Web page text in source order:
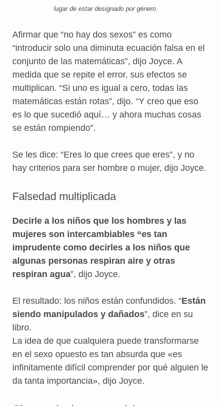
lugar de estar designado por género.
Afirmar que “no hay dos sexos” es como
“introducir solo una diminuta ecuación falsa en el
conjunto de las matemáticas”, dijo Joyce. A
medida que se repite el error, sus efectos se
multiplican. “Si uno es igual a cero, todas las
matemáticas están rotas”, dijo. “Y creo que eso
es lo que sucedió aquí… y ahora muchas cosas
se están rompiendo”.
Se les dice: “Eres lo que crees que eres”, y no
hay criterios para ser hombre o mujer, dijo Joyce.
Falsedad multiplicada
Decirle a los niños que los hombres y las
mujeres son intercambiables “es tan
imprudente como decirles a los niños que
algunas personas respiran aire y otras
respiran agua”, dijo Joyce.
El resultado: los niños están confundidos. “Están
siendo manipulados y dañados”, dice en su
libro.
La idea de que cualquiera puede transformarse
en el sexo opuesto es tan absurda que «es
infinitamente difícil comprender por qué alguien le
da tanta importancia», dijo Joyce.